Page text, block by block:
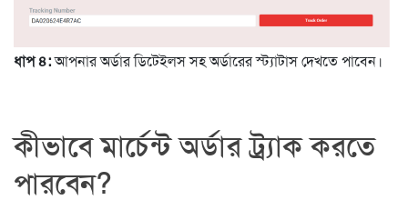
ধাপ ৪:আপনার অর্ডার ডিটেইলস সহ অর্ডারের স্ট্যাটাস দেখতে পাবেন।
কীভাবে মার্চেন্ট অর্ডার ট্র্যাক করতে
পারবেন?